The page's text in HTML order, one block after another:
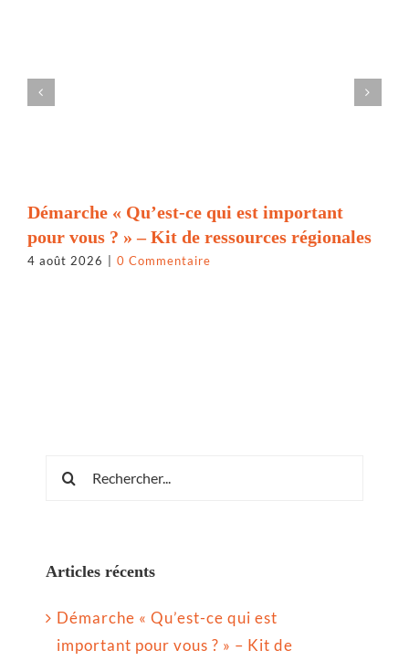
Démarche « Qu’est-ce qui est important
pour vous ? » – Kit de ressources régionales
4 août 2026 0 Commentaire
Rechercher:
Articles récents
Démarche « Qu’est-ce qui est
important pour vous ? » – Kit de